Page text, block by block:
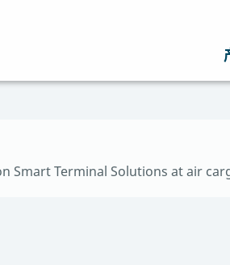
Smart Terminal Solutions at air